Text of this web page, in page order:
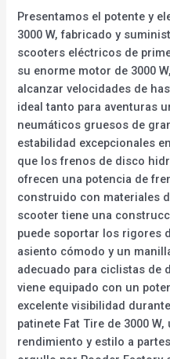
Presentamos el potente y
3000 W, fabricado y
scooters eléctricos de
su enorme motor de 3000
alcanzar velocidades de
ideal tanto para aventuras
neumáticos gruesos de
estabilidad excepcionales
que los frenos de disco
ofrecen una potencia de
construido con materiales
scooter tiene una
puede soportar los rigores
asiento cómodo y un
adecuado para ciclistas de
viene equipado con un
excelente visibilidad
patinete Fat Tire de 3000
rendimiento y estilo a